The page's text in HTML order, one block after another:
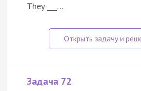
They ___…
Задача 72